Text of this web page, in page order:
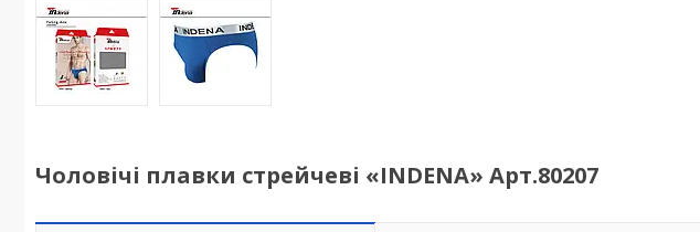
Чоловічі плавки стрейчеві «INDENA» Арт.80207